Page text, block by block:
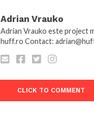
Adrian Vrauko
Adrian Vrauko este project
huff.ro Contact:
CLICK TO COMMENT